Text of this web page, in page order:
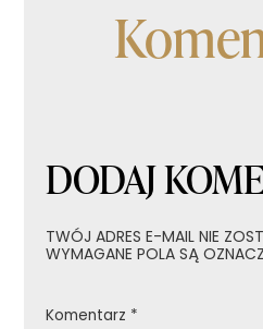
DODAJ
TWÓJ ADRES E-MAIL NIE
WYMAGANE POLA SĄ
Komentarz *